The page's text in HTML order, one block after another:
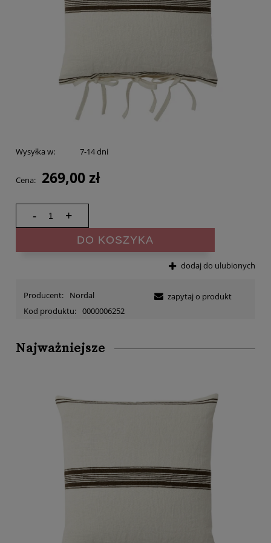
Wysyłka w: 7-14 dni
Cena: 269,00 zł
- +
DO KOSZYKA
dodaj do ulubionych
Producent:
Nordal
Kod produktu: 0000006252
zapytaj o produkt
Najważniejsze